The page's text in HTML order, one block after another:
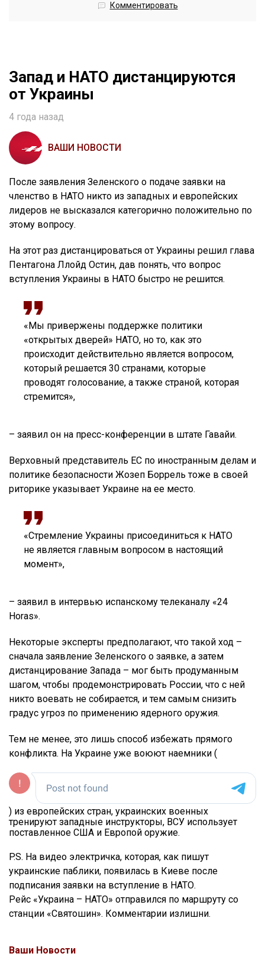
Комментировать
Запад и НАТО дистанцируются
от Украины
4 года назад
ВАШИ НОВОСТИ
После заявления Зеленского о подаче заявки на
членство в НАТО никто из западных и европейских
лидеров не высказался категорично положительно по
этому вопросу.
На этот раз дистанцироваться от Украины решил глава
Пентагона Ллойд Остин, дав понять, что вопрос
вступления Украины в НАТО быстро не решится.
«Мы привержены поддержке политики
«открытых дверей» НАТО, но то, как это
происходит действительно является вопросом,
который решается 30 странами, которые
проводят голосование, а также страной, которая
стремится»,
– заявил он на пресс-конференции в штате Гавайи.
Верховный представитель ЕС по иностранным делам и
политике безопасности Жозеп Боррель тоже в своей
риторике указывает Украине на ее место.
«Стремление Украины присоединиться к НАТО
не является главным вопросом в настоящий
момент»,
– заявил в интервью испанскому телеканалу «24
Horas».
Некоторые эксперты предполагают, что такой ход –
сначала заявление Зеленского о заявке, а затем
дистанцирование Запада – мог быть продуманным
шагом, чтобы продемонстрировать России, что с ней
никто воевать не собирается, и тем самым снизить
градус угроз по применению ядерного оружия.
Тем не менее, это лишь способ избежать прямого
конфликта. На Украине уже воюют наемники (
) из европейских стран, украинских военных
тренируют западные инструкторы, ВСУ использует
поставленное США и Европой оружие.
P.S. На видео электричка, которая, как пишут
украинские паблики, появилась в Киеве после
подписания заявки на вступление в НАТО.
Рейс «Украина – НАТО» отправился по маршруту со
станции «Святошин». Комментарии излишни.
Ваши Новости